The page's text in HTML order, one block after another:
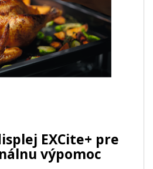
EXCite+ pre
výpomoc